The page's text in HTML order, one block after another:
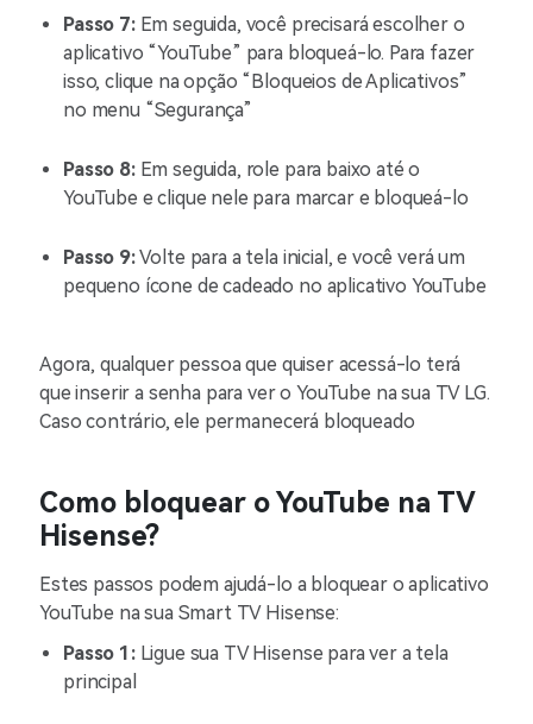
Passo 7:Em seguida, você precisará escolher o
aplicativo “YouTube” para bloqueá-lo. Para fazer
isso, clique na opção “Bloqueios de Aplicativos”
no menu “Segurança”
Passo 8:Em seguida, role para baixo até o
YouTube e clique nele para marcar e bloqueá-lo
Passo 9:Volte para a tela inicial, e você verá um
pequeno ícone de cadeado no aplicativo YouTube
Agora, qualquer pessoa que quiser acessá-lo terá
que inserir a senha para ver o YouTube na sua TV LG.
Caso contrário, ele permanecerá bloqueado
Como bloquear o YouTube na TV
Hisense?
Estes passos podem ajudá-lo a bloquear o aplicativo
YouTube na sua Smart TV Hisense:
Passo 1:Ligue sua TV Hisense para ver a tela
principal